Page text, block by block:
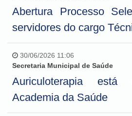
Abertura Processo
servidores do cargo
30/06/2026 11:06
Secretaria Municipal de Saúde
Auriculoterapia está
Academia da Saúde